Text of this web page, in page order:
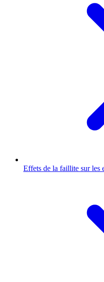
Effets de la faillite sur les